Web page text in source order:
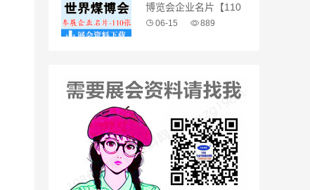
博览会企业名片【110
张】06-15 889